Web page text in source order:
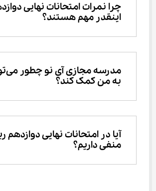
چرا نمرات امتحانات نهایی
اینقدر مهم هستند؟
به من کمک کند؟
آیا در امتحانات نهایی دوازدهم
منفی داریم؟